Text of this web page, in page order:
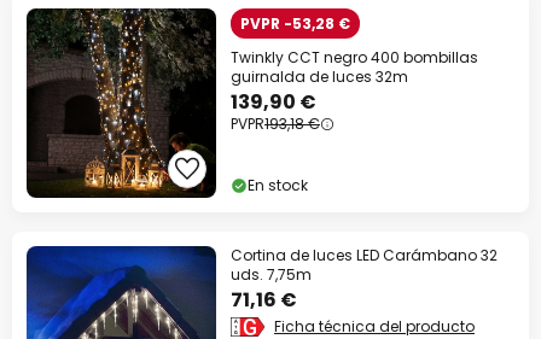
PVPR -53,28 €
Twinkly CCT negro 400 bombillas
guirnalda de luces 32m
139,90 €
PVPR193,18 €
En stock
Cortina de luces LED Carámbano 32
uds. 7,75m
71,16 €
Ficha técnica del producto